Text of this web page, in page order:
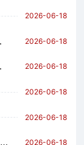
2026-06-18
2026-06-18
2026-06-18
2026-06-18
2026-06-18
2026-06-18